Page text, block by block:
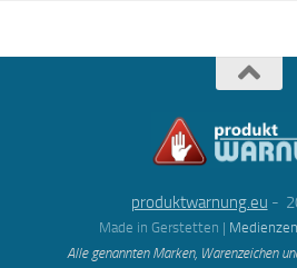
produktwarnung.eu -
Made in Gerstetten |
Alle genannten Marken, Warenzeichen